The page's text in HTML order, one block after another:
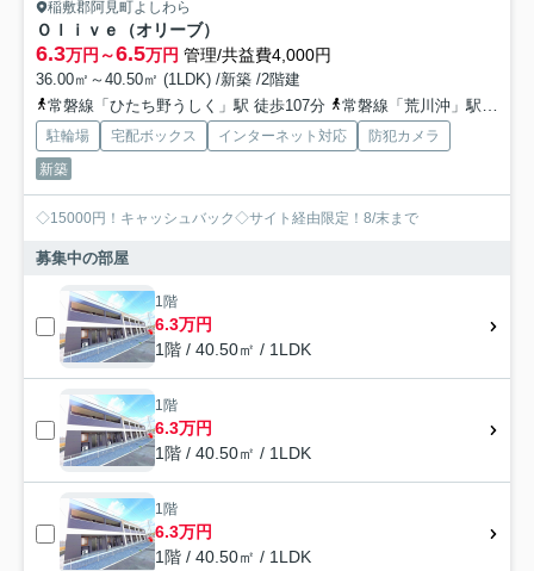
稲敷郡阿見町よしわら
Ｏｌｉｖｅ（オリーブ）
6.3万円～6.5万円 管理/共益費4,000円
36.00㎡～40.50㎡ (1LDK) /新築 /2階建
常磐線「ひたち野うしく」駅 徒歩107分
常磐線「荒川沖」駅 徒歩127分
駐輪場 宅配ボックス インターネット対応
防犯カメラ
新築
◇15000円！キャッシュバック◇サイト経由限定！8/末まで
募集中の部屋
1階
6.3万円
1階 / 40.50㎡ / 1LDK
1階
6.3万円
1階 / 40.50㎡ / 1LDK
1階
6.3万円
1階 / 40.50㎡ / 1LDK